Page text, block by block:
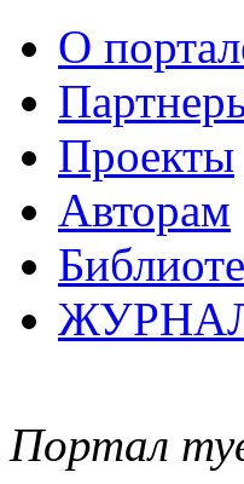
О
Проекты
Авторам
Портал